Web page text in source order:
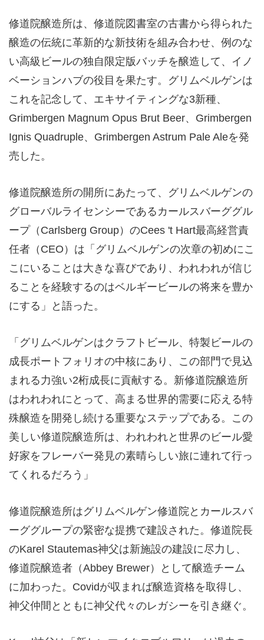
修道院醸造所は、修道院図書室の古書から得られた
醸造の伝統に革新的な新技術を組み合わせ、例のな
い高級ビールの独自限定版バッチを醸造して、イノ
ベーションハブの役目を果たす。グリムベルゲンは
これを記念して、エキサイティングな3新種、
Grimbergen Magnum Opus Brut Beer、Grimbergen
Ignis Quadruple、Grimbergen Astrum Pale Aleを発
売した。
修道院醸造所の開所にあたって、グリムベルゲンの
グローバルライセンシーであるカールスバーググル
ープ（Carlsberg Group）のCees 't Hart最高経営責
任者（CEO）は「グリムベルゲンの次章の初めにこ
こにいることは大きな喜びであり、われわれが信じ
ることを経験するのはベルギービールの将来を豊か
にする」と語った。
「グリムベルゲンはクラフトビール、特製ビールの
成長ポートフォリオの中核にあり、この部門で見込
まれる力強い2桁成長に貢献する。新修道院醸造所
はわれわれにとって、高まる世界的需要に応える特
殊醸造を開発し続ける重要なステップである。この
美しい修道院醸造所は、われわれと世界のビール愛
好家をフレーバー発見の素晴らしい旅に連れて行っ
てくれるだろう」
修道院醸造所はグリムベルゲン修道院とカールスバ
ーググループの緊密な提携で建設された。修道院長
のKarel Stautemas神父は新施設の建設に尽力し、
修道院醸造者（Abbey Brewer）として醸造チーム
に加わった。Covidが収まれば醸造資格を取得し、
神父仲間とともに神父代々のレガシーを引き継ぐ。